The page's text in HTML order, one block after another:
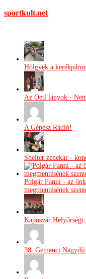
sportkult.net
Hölgyek a
Az Oetl lányok -
A Gépész Rádió!
Shelter zenekar -
Polgár Fanni - az
megmentésének
Kaposvár
38. Gemenci